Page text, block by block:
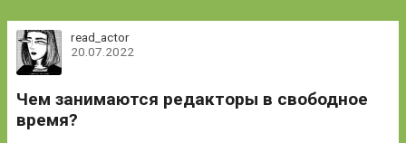
read_actor
20.07.2022
Чем занимаются редакторы в свободное
время?